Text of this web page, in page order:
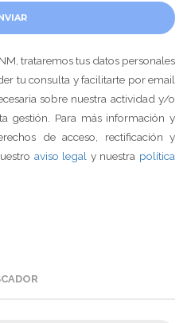
trataremos tus datos personales
tu consulta y facilitarte por email
sobre nuestra actividad y/o
gestión. Para más información y
de acceso, rectificación y
aviso legal y nuestra política